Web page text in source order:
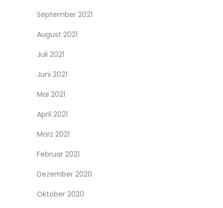
September 2021
August 2021
Juli 2021
Juni 2021
Mai 2021
April 2021
März 2021
Februar 2021
Dezember 2020
Oktober 2020